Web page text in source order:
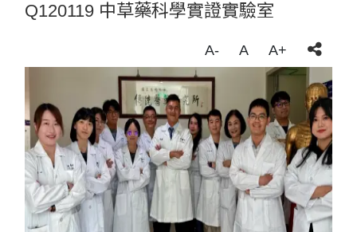
Q120119 中草藥科學實證實驗室
A- A A+